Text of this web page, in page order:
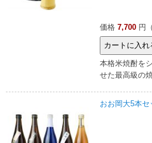
価格 7,700 円
本格米焼酎を
せた最高級の焼
おお岡大5本セ